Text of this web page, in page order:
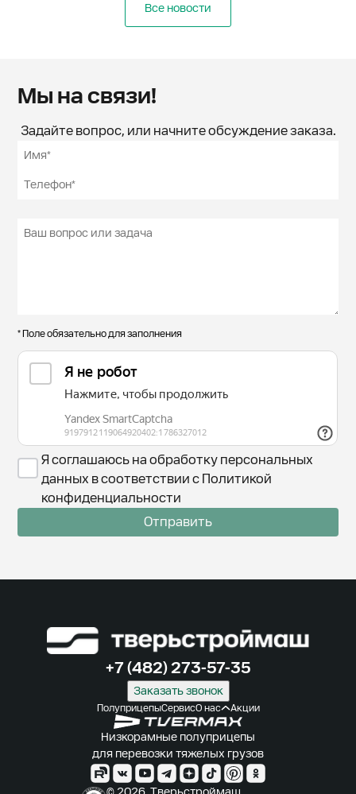
Все новости
Мы на связи!
Задайте вопрос, или начните обсуждение заказа.
* Поле обязательно для заполнения
Я соглашаюсь на обработку персональных
данных в соответствии с Политикой
конфиденциальности
Отправить
ПолуприцепыСервисО нас Акции
Низкорамные полуприцепы
для перевозки тяжелых грузов
+7 (482) 273-57-35
Заказать звонок
© 2026. Тверьстроймаш.